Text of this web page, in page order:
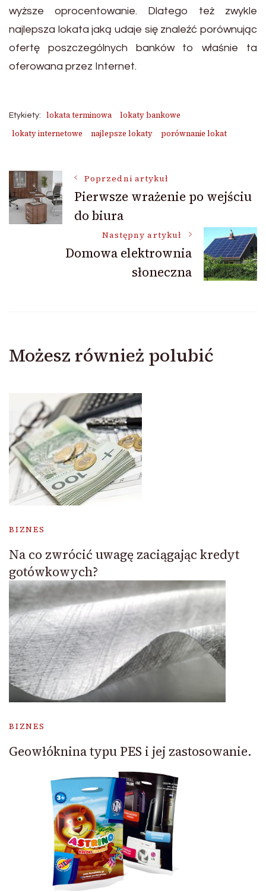
wyższe oprocentowanie. Dlatego też zwykle
najlepsza lokata jaką udaje się znaleźć porównując
ofertę poszczególnych banków to właśnie ta
oferowana przez Internet.
Etykiety: lokata terminowa
lokaty bankowe
lokaty internetowe
najlepsze lokaty porównanie lokat
Nawigacja
wpisu
Poprzedni artykuł
Pierwsze wrażenie po wejściu
do biura
Następny artykuł
Domowa elektrownia
słoneczna
Możesz również polubić
BIZNES
Na co zwrócić uwagę zaciągając kredyt
gotówkowych?
BIZNES
Geowłóknina typu PES i jej zastosowanie.